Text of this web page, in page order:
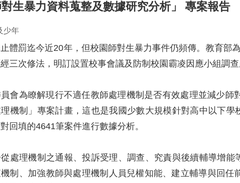
對生暴力資料蒐整及數據研究分析」 專案報告
少年
體罰迄今近20年，但校園師對生暴力事件仍頻傳。教育部
三次修法，明訂設置校事會議及防制校園霸凌因應小組調
會為瞭解現行不適任教師處理機制是否有效處理並減少
機制」專案計畫，這也是我國少數大規模針對高中以下
回填的4641筆案件進行數據分析。
處理機制之通報、投訴受理、調查、究責與後續輔導增
制、加強教師與處理機制人員兒權知能、建立輔導與回